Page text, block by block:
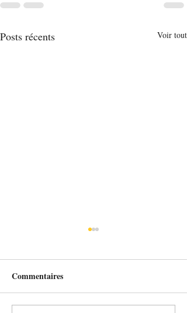
Posts récents Voir tout
MMERVEILLEUX
Commentaires